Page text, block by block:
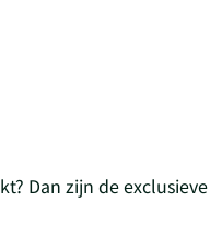
Dan zijn de